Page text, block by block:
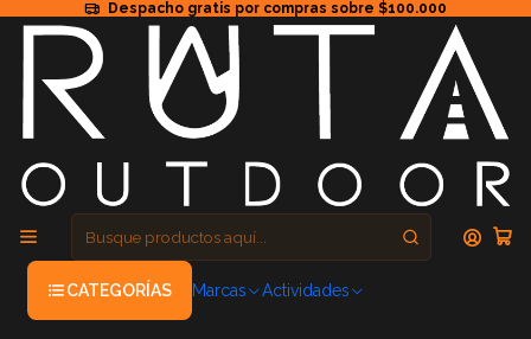
Despacho gratis por compras sobre $100.000
CATEGORÍAS Marcas Actividades